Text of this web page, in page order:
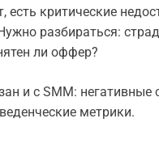
критические
разбираться:
ли оффер?
и с SMM: негативные
метрики.